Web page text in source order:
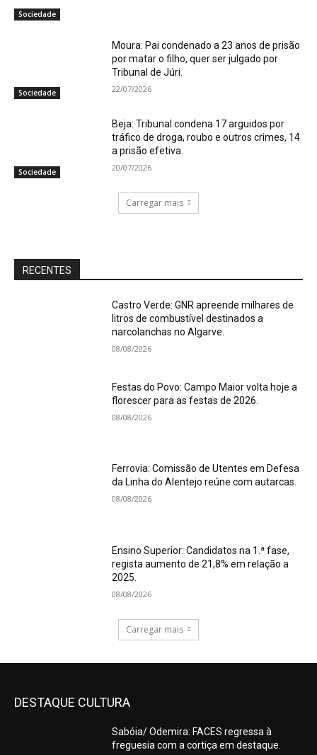
Sociedade
Sociedade
Moura: Pai condenado a 23 anos de prisão
por matar o filho, quer ser julgado por
Tribunal de Júri.
22/07/2026
Sociedade
Beja: Tribunal condena 17 arguidos por
tráfico de droga, roubo e outros crimes, 14
a prisão efetiva.
20/07/2026
Carregar mais
RECENTES
Castro Verde: GNR apreende milhares de
litros de combustível destinados a
narcolanchas no Algarve.
08/08/2026
Festas do Povo: Campo Maior volta hoje a
florescer para as festas de 2026.
08/08/2026
Ferrovia: Comissão de Utentes em Defesa
da Linha do Alentejo reúne com autarcas.
08/08/2026
Ensino Superior: Candidatos na 1.ª fase,
regista aumento de 21,8% em relação a
2025.
08/08/2026
Carregar mais
DESTAQUE CULTURA
Sabóia/ Odemira: FACES regressa à
freguesia com a cortiça em destaque.